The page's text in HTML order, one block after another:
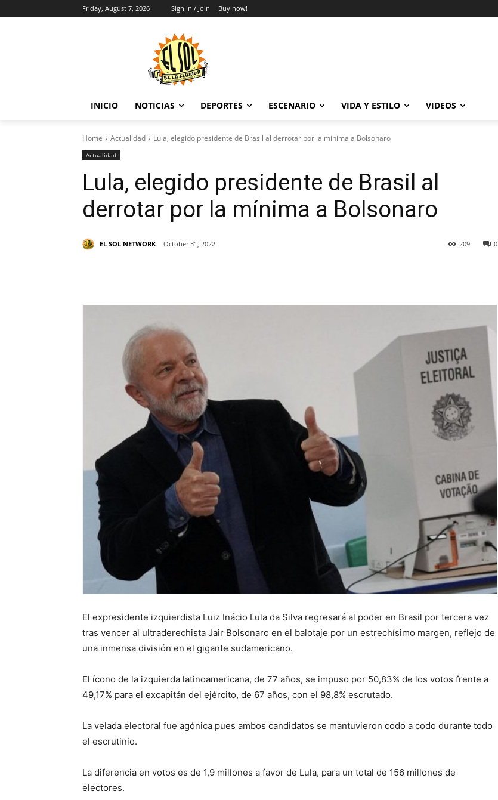
Friday, August 7, 2026 Sign in / Join Buy now!
INICIO NOTICIAS DEPORTES ESCENARIO VIDA Y ESTILO VIDEOS
Home Actualidad Lula, elegido presidente de Brasil al derrotar por la mínima a Bolsonaro
Actualidad
Lula, elegido presidente de Brasil al
derrotar por la mínima a Bolsonaro
EL SOL NETWORK October 31, 2022 0
209
El expresidente izquierdista Luiz Inácio Lula da Silva regresará al poder en Brasil por tercera vez
tras vencer al ultraderechista Jair Bolsonaro en el balotaje por un estrechísimo margen, reflejo de
una inmensa división en el gigante sudamericano.
El ícono de la izquierda latinoamericana, de 77 años, se impuso por 50,83% de los votos frente a
49,17% para el excapitán del ejército, de 67 años, con el 98,8% escrutado.
La velada electoral fue agónica pues ambos candidatos se mantuvieron codo a codo durante todo
el escrutinio.
La diferencia en votos es de 1,9 millones a favor de Lula, para un total de 156 millones de
electores.